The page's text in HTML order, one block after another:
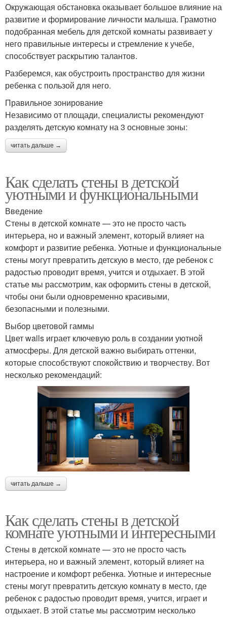
Окружающая обстановка оказывает большое влияние на
развитие и формирование личности малыша. Грамотно
подобранная мебель для детской комнаты развивает у
него правильные интересы и стремление к учебе,
способствует раскрытию талантов.
Разберемся, как обустроить пространство для жизни
ребенка с пользой для него.
Правильное зонирование
Независимо от площади, специалисты рекомендуют
разделять детскую комнату на 3 основные зоны:
читать дальше →
Как сделать стены в детской
уютными и функциональными
Введение
Стены в детской комнате — это не просто часть
интерьера, но и важный элемент, который влияет на
комфорт и развитие ребенка. Уютные и функциональные
стены могут превратить детскую в место, где ребенок с
радостью проводит время, учится и отдыхает. В этой
статье мы рассмотрим, как оформить стены в детской,
чтобы они были одновременно красивыми,
безопасными и полезными.
Выбор цветовой гаммы
Цвет walls играет ключевую роль в создании уютной
атмосферы. Для детской важно выбирать оттенки,
которые способствуют спокойствию и творчеству. Вот
несколько рекомендаций:
читать дальше →
Как сделать стены в детской
комнате уютными и интересными
Стены в детской комнате — это не просто часть
интерьера, но и важный элемент, который влияет на
настроение и комфорт ребенка. Уютные и интересные
стены могут превратить детскую комнату в место, где
ребенок с радостью проводит время, учится, играет и
отдыхает. В этой статье мы рассмотрим несколько